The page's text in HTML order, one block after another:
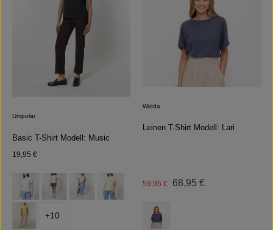
Unipolar
Basic T-Shirt Modell: Music
Regulärer Preis:
19,95 €
Farbe auswählen
+10
Widda
Leinen T-Shirt Modell: Lari
Verkaufspreis:
59,95 € Regulärer Preis:
68,95 €
Farbe